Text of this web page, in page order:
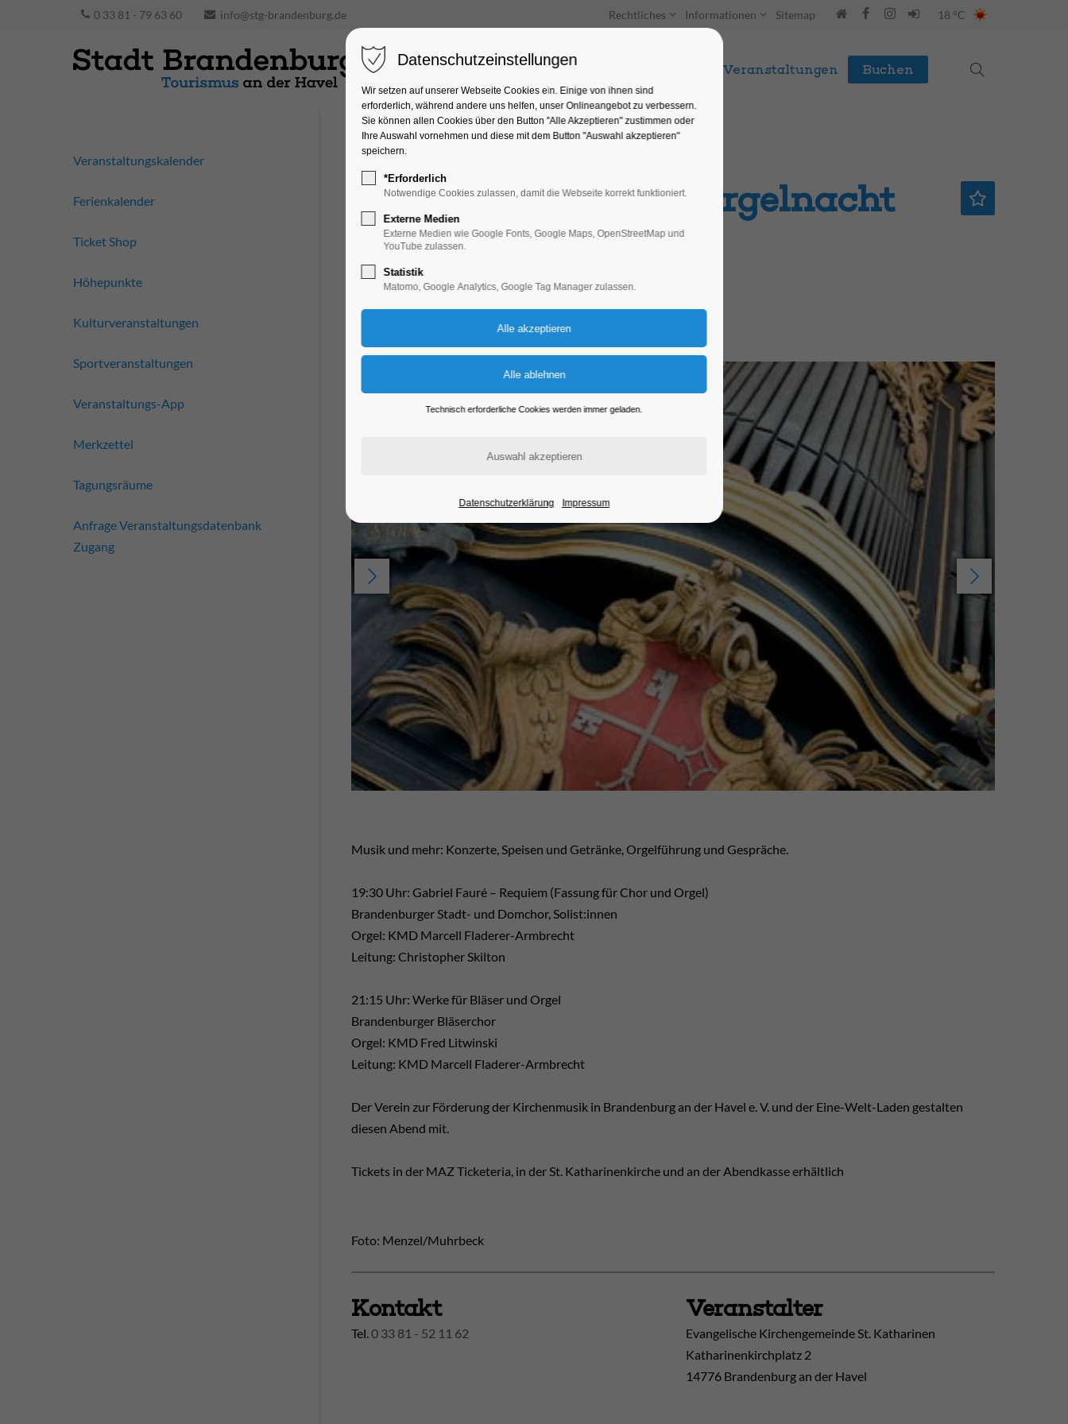
0 33 81 - 79 63 60 info@stg-brandenburg.de Rechtliches Informationen Sitemap 18 °C
Unterkünfte Entdecken & Erleben Veranstaltungen Buchen
28. Brandenburger Orgelnacht
Konzert, Musik
28.09.2024, 19:30
Musik und mehr: Konzerte, Speisen und Getränke, Orgelführung und Gespräche.
19:30 Uhr: Gabriel Fauré – Requiem (Fassung für Chor und Orgel)
Brandenburger Stadt- und Domchor, Solist:innen
Orgel: KMD Marcell Fladerer-Armbrecht
Leitung: Christopher Skilton
21:15 Uhr: Werke für Bläser und Orgel
Brandenburger Bläserchor
Orgel: KMD Fred Litwinski
Leitung: KMD Marcell Fladerer-Armbrecht
Der Verein zur Förderung der Kirchenmusik in Brandenburg an der Havel e. V. und der Eine-Welt-Laden gestalten
diesen Abend mit.
Tickets in der MAZ Ticketeria, in der St. Katharinenkirche und an der Abendkasse erhältlich
Foto: Menzel/Muhrbeck
Kontakt
Tel.0 33 81 - 52 11 62
Veranstalter
Evangelische Kirchengemeinde St. Katharinen
Katharinenkirchplatz 2
14776 Brandenburg an der Havel
Veranstaltungskalender
Ferienkalender
Ticket Shop
Höhepunkte
Kulturveranstaltungen
Sportveranstaltungen
Veranstaltungs-App
Merkzettel
Tagungsräume
Anfrage Veranstaltungsdatenbank
Zugang
Datenschutzeinstellungen
Wir setzen auf unserer Webseite Cookies ein. Einige von ihnen sind
erforderlich, während andere uns helfen, unser Onlineangebot zu verbessern.
Sie können allen Cookies über den Button "Alle Akzeptieren" zustimmen oder
Ihre Auswahl vornehmen und diese mit dem Button "Auswahl akzeptieren"
speichern.
*Erforderlich
Notwendige Cookies zulassen, damit die Webseite korrekt funktioniert.
Externe Medien
Externe Medien wie Google Fonts, Google Maps, OpenStreetMap und
YouTube zulassen.
Statistik
Matomo, Google Analytics, Google Tag Manager zulassen.
Technisch erforderliche Cookies werden immer geladen.
Datenschutzerklärung Impressum